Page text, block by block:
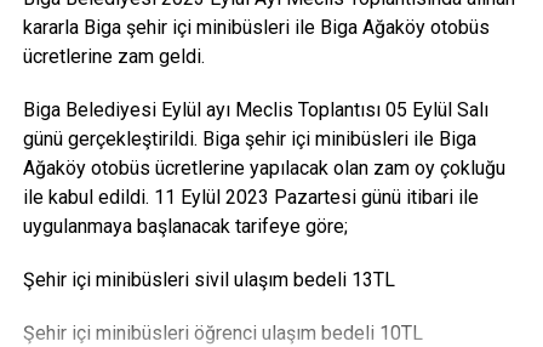
kararla Biga şehir içi minibüsleri ile Biga Ağaköy otobüs
ücretlerine zam geldi.
Biga Belediyesi Eylül ayı Meclis Toplantısı 05 Eylül Salı
günü gerçekleştirildi. Biga şehir içi minibüsleri ile Biga
Ağaköy otobüs ücretlerine yapılacak olan zam oy çokluğu
ile kabul edildi. 11 Eylül 2023 Pazartesi günü itibari ile
uygulanmaya başlanacak tarifeye göre;
Şehir içi minibüsleri sivil ulaşım bedeli 13TL
Şehir içi minibüsleri öğrenci ulaşım bedeli 10TL